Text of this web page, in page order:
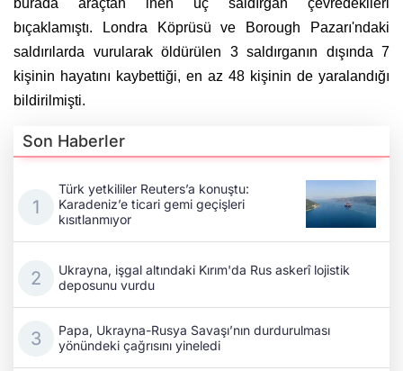
burada araçtan inen üç saldırgan çevredekileri
bıçaklamıştı. Londra Köprüsü ve Borough Pazarı'ndaki
saldırılarda vurularak öldürülen 3 saldırganın dışında 7
kişinin hayatını kaybettiği, en az 48 kişinin de yaralandığı
bildirilmişti.
Son Haberler
Türk yetkililer Reuters’a konuştu:
Karadeniz’e ticari gemi geçişleri
kısıtlanmıyor
Ukrayna, işgal altındaki Kırım'da Rus askerî lojistik
deposunu vurdu
Papa, Ukrayna-Rusya Savaşı’nın durdurulması
yönündeki çağrısını yineledi